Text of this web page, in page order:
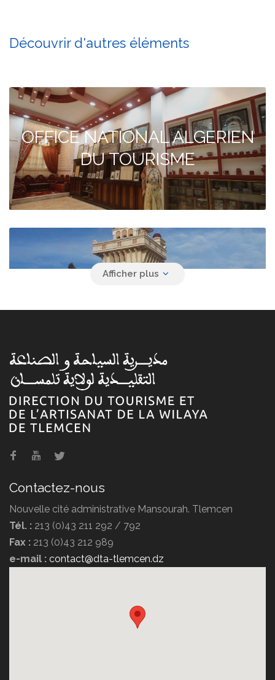
Découvrir d'autres éléments
OFFICE NATIONAL ALGERIEN
DU TOURISME
Agence de voyage YACINE
Agence de voyage POMARIA
Agence de voyage DIPLOMATE
Contactez-nous
Nouvelle cité administrative Mansourah. Tlemcen
Tél. : 213 (0)43 211 292 / 792
Fax : 213 (0)43 212 989
e-mail : contact@dta-tlemcen.dz